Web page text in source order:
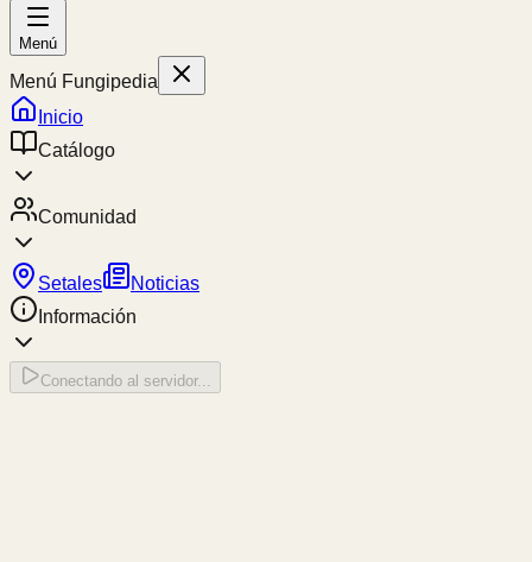
Menú
Menú Fungipedia
Inicio
Catálogo
Comunidad
Setales
Noticias
Información
Conectando al servidor...